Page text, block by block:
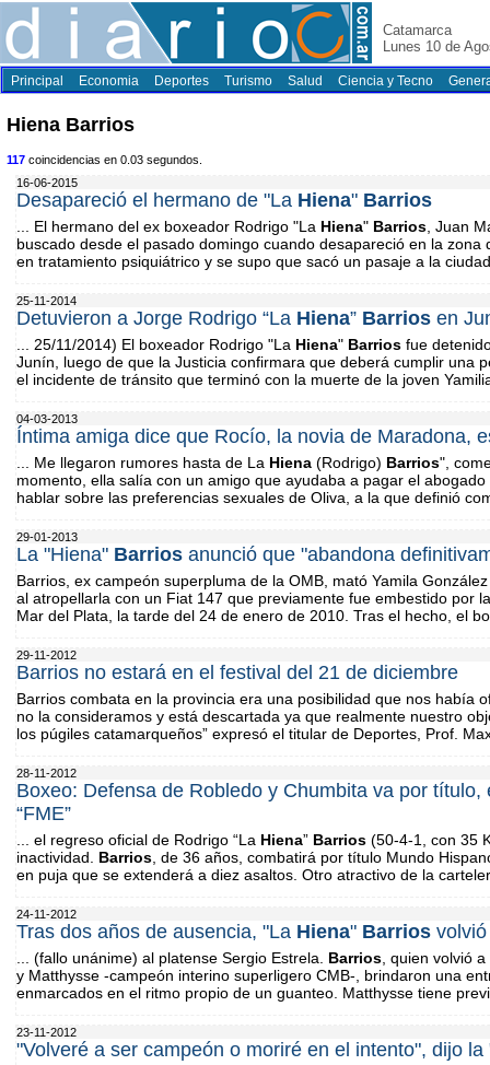
Catamarca
Lunes 10 de
Principal Economia Deportes Turismo Salud Ciencia y Tecno
Hiena Barrios
117 coincidencias en 0.03 segundos.
16-06-2015
Desapareció el hermano de "La Hiena" Barrios
... El hermano del ex boxeador Rodrigo "La Hiena" Barrios , Juan
buscado desde el pasado domingo cuando desapareció en la
en tratamiento psiquiátrico y se supo que sacó un pasaje a la
25-11-2014
Detuvieron a Jorge Rodrigo “La Hiena” Barrios en
... 25/11/2014) El boxeador Rodrigo "La Hiena" Barrios fue
Junín, luego de que la Justicia confirmara que deberá cumplir una
el incidente de tránsito que terminó con la muerte de la joven
04-03-2013
Íntima amiga dice que Rocío, la novia de Maradona,
... Me llegaron rumores hasta de La Hiena (Rodrigo) Barrios",
momento, ella salía con un amigo que ayudaba a pagar el
hablar sobre las preferencias sexuales de Oliva, a la que definió
29-01-2013
La "Hiena" Barrios anunció que "abandona
Barrios, ex campeón superpluma de la OMB, mató Yamila
al atropellarla con un Fiat 147 que previamente fue embestido por
Mar del Plata, la tarde del 24 de enero de 2010. Tras el hecho, el
29-11-2012
Barrios no estará en el festival del 21 de diciembre
Barrios combata en la provincia era una posibilidad que nos había
no la consideramos y está descartada ya que realmente nuestro
los púgiles catamarqueños” expresó el titular de Deportes, Prof.
28-11-2012
Boxeo: Defensa de Robledo y Chumbita va por título,
“FME”
... el regreso oficial de Rodrigo “La Hiena” Barrios (50-4-1, con 35
inactividad. Barrios , de 36 años, combatirá por título Mundo
en puja que se extenderá a diez asaltos. Otro atractivo de la
24-11-2012
Tras dos años de ausencia, "La Hiena" Barrios
... (fallo unánime) al platense Sergio Estrela. Barrios , quien volvió
y Matthysse -campeón interino superligero CMB-, brindaron una
enmarcados en el ritmo propio de un guanteo. Matthysse tiene
23-11-2012
"Volveré a ser campeón o moriré en el intento", dijo la